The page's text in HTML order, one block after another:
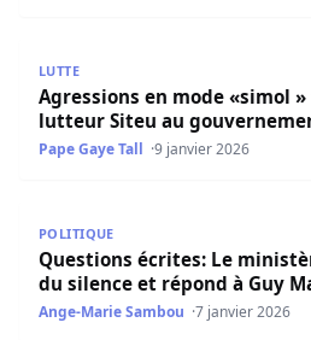
LUTTE
Agressions en mode «simol »
lutteur Siteu au
Pape Gaye Tall 9 janvier 2026
POLITIQUE
Questions écrites: Le
du silence et répond à Guy
Ange-Marie Sambou 7 janvier 2026